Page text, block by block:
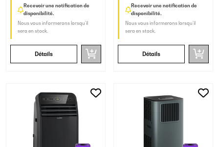
Recevoir une notification de
disponibilité.
Nous vous informerons lorsqu’il
sera en stock.
Détails
Recevoir une notification de
disponibilité.
Nous vous informerons lorsqu’il
sera en stock.
Détails